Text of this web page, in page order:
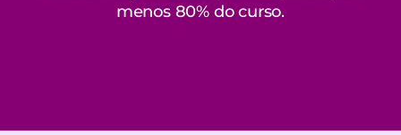
menos 80% do curso.